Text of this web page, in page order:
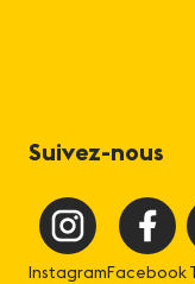
Suivez-nous
InstagramFacebook